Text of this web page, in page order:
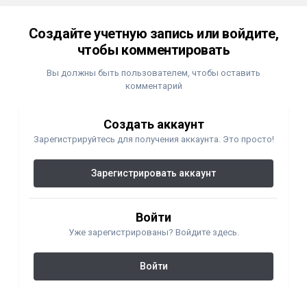
Создайте учетную запись или войдите,
чтобы комментировать
Вы должны быть пользователем, чтобы оставить
комментарий
Создать аккаунт
Зарегистрируйтесь для получения аккаунта. Это просто!
Зарегистрировать аккаунт
Войти
Уже зарегистрированы? Войдите здесь.
Войти